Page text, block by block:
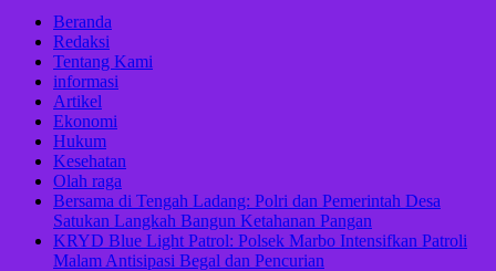
Beranda
Redaksi
Tentang Kami
informasi
Artikel
Ekonomi
Hukum
Kesehatan
Olah raga
Bersama di Tengah Ladang: Polri dan Pemerintah Desa
Satukan Langkah Bangun Ketahanan Pangan
KRYD Blue Light Patrol: Polsek Marbo Intensifkan Patroli
Malam Antisipasi Begal dan Pencurian